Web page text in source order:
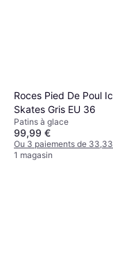
Roces Pied De Poul
Skates Gris EU 36
Patins à glace
99,99 €
Ou 3 paiements de
1 magasin